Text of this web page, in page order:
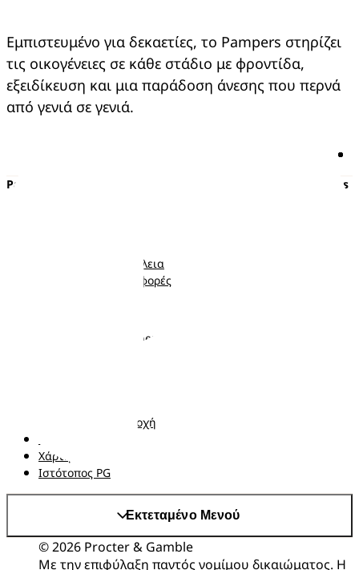
Εμπιστευμένο για δεκαετίες, το Pampers στηρίζει
τις οικογένειες σε κάθε στάδιο με φροντίδα,
εξειδίκευση και μια παράδοση άνεσης που περνά
από γενιά σε γενιά.
Pampers
Ποιότητα και Ασφάλεια
Κουπόνια και προσφορές
Περισσότερα από τα Pampers
Σχετικά με τα Pampers
Αλλαγή χώρα/περιοχή
Χάρτης ιστότοπου
Ιστότοπος PG
Εκτεταμένο Μενού
© 2026 Procter & Gamble
Με την επιφύλαξη παντός νομίμου δικαιώματος. Η